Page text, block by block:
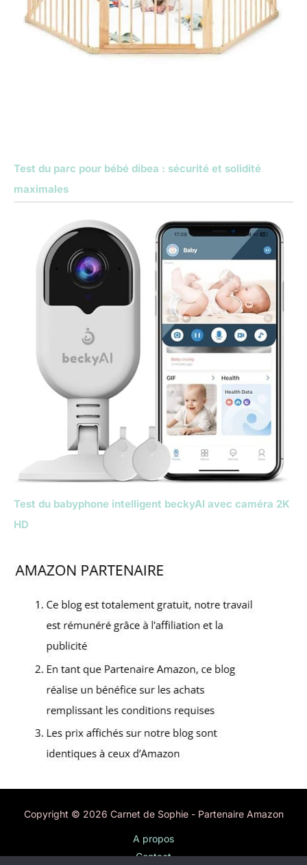
Test du parc pour bébé dibea : sécurité et solidité
maximales
Test du babyphone intelligent beckyAI avec caméra 2K
HD
Copyright © 2026 Carnet de Sophie - Partenaire Amazon
A propos
Contact